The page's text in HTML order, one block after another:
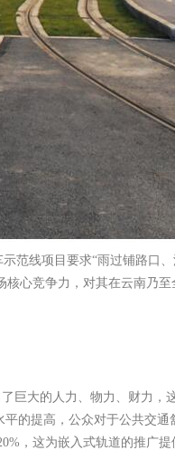
线项目要求“雨过铺路口、
心竞争力，对其在云南乃
巨大的人力、物力、财力，
的提高，公众对于公共交
，这为嵌入式轨道的推广